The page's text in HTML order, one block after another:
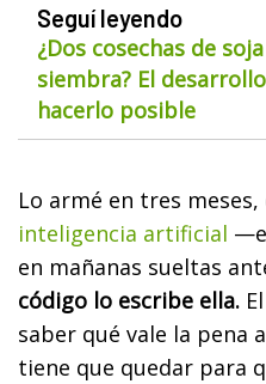
Seguí leyendo
¿Dos cosechas de
siembra? El
hacerlo posible
Lo armé en tres
inteligencia artificial
en mañanas sueltas
código lo escribe ella.
saber qué vale la pena
tiene que quedar para